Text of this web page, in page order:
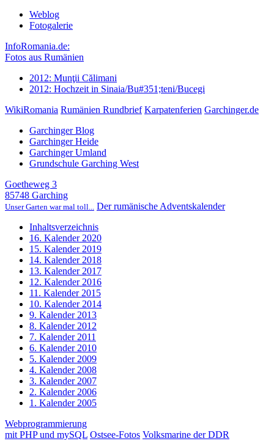
Weblog
Fotogalerie
InfoRomania.de:
Fotos aus Rumänien
2012: Munţii Călimani
2012: Hochzeit in Sinaia/Bu#351;teni/Bucegi
WikiRomania Rumänien Rundbrief Karpatenferien Garchinger.de
Garchinger Blog
Garchinger Heide
Garchinger Umland
Grundschule Garching West
Goetheweg 3
85748 Garching
Unser Garten war mal toll... Der rumänische Adventskalender
Inhaltsverzeichnis
16. Kalender 2020
15. Kalender 2019
14. Kalender 2018
13. Kalender 2017
12. Kalender 2016
11. Kalender 2015
10. Kalender 2014
9. Kalender 2013
8. Kalender 2012
7. Kalender 2011
6. Kalender 2010
5. Kalender 2009
4. Kalender 2008
3. Kalender 2007
2. Kalender 2006
1. Kalender 2005
Webprogrammierung
mit PHP und mySQL Ostsee-Fotos Volksmarine der DDR